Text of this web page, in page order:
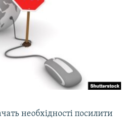
необхідності посилити